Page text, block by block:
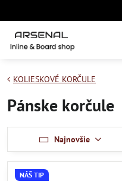
KOLIESKOVÉ KORČULE
Pánske korčule
Najnovšie
NÁŠ TIP